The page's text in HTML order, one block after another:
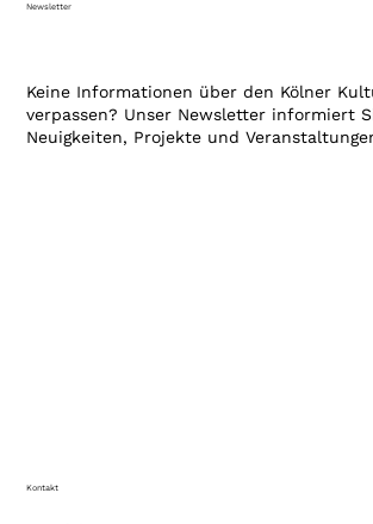
Newsletter
Keine Informationen über den Kölner
verpassen? Unser Newsletter informiert
Neuigkeiten, Projekte und
Kontakt